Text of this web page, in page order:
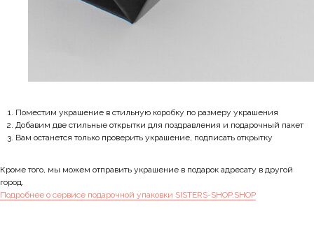
Поместим украшение в стильную коробку по размеру украшения
Добавим две стильные открытки для поздравления и подарочный пакет
Вам останется только проверить украшение, подписать открытку
Кроме того, мы можем отправить украшение в подарок адресату в другой
город.
Подробнее о сервисе подарочной упаковки SISTERS-SHOP.SHOP